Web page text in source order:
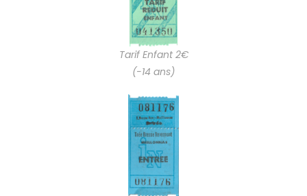
Tarif Enfant 2€
(-14 ans)